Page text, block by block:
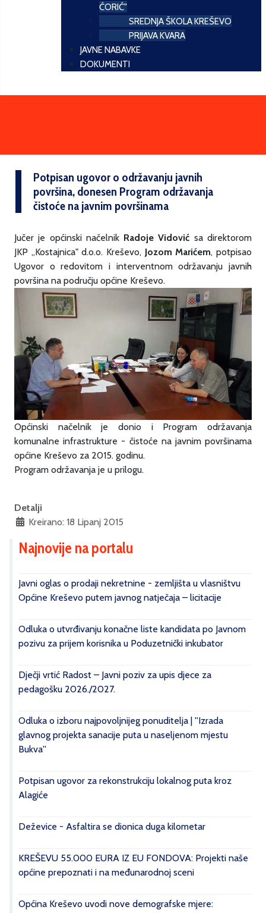
ĆORIĆ"
SREDNJA ŠKOLA KREŠEVO
PRIJAVA KVARA
JAVNE NABAVKE
DOKUMENTI
Potpisan ugovor o održavanju javnih
površina, donesen Program održavanja
čistoće na javnim površinama
Jučer je općinski načelnik Radoje Vidović sa direktorom
JKP „Kostajnica" d.o.o. Kreševo, Jozom Marićem, potpisao
Ugovor o redovitom i interventnom održavanju javnih
površina na području općine Kreševo.
Općinski načelnik je donio i Program održavanja
komunalne infrastrukture - čistoće na javnim površinama
općine Kreševo za 2015. godinu.
Program održavanja je u prilogu.
Detalji
Kreirano: 18 Lipanj 2015
Najnovije na portalu
Javni oglas o prodaji nekretnine - zemljišta u vlasništvu
Općine Kreševo putem javnog natječaja – licitacije
Odluka o utvrđivanju konačne liste kandidata po Javnom
pozivu za prijem korisnika u Poduzetnički inkubator
Dječji vrtić Radost – Javni poziv za upis djece za
pedagošku 2026./2027.
Odluka o izboru najpovoljnijeg ponuditelja | ''Izrada
glavnog projekta sanacije puta u naseljenom mjestu
Bukva''
Potpisan ugovor za rekonstrukciju lokalnog puta kroz
Alagiće
Deževice - Asfaltira se dionica duga kilometar
KREŠEVU 55.000 EURA IZ EU FONDOVA: Projekti naše
općine prepoznati i na međunarodnoj sceni
Općina Kreševo uvodi nove demografske mjere: